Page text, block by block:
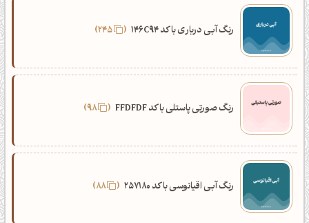
رنگ آبی درباری با کد 146C94 245
رنگ صورتی پاستلی با کد FFDFDF 98
رنگ آبی اقیانوسی با کد 257180 88